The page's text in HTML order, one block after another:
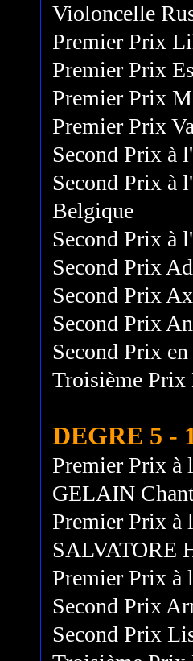
Violoncelle
Premier Prix
Premier Prix
Premier Prix
Premier Prix
Second Prix à
Second Prix à
Belgique
Second Prix à
Second Prix
Second Prix
Second Prix
Second Prix
Troisième
DEGRE 5 -
Premier Prix à
GELAIN
Premier Prix à
SALVATORE
Premier Prix à
Second Prix
Second Prix